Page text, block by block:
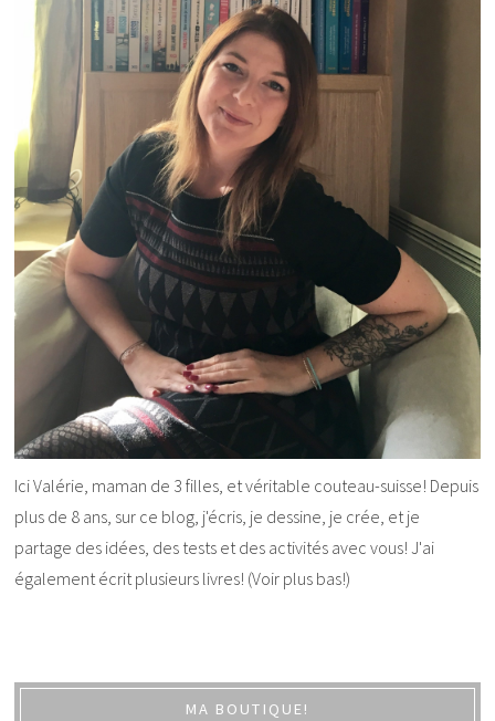
Ici Valérie, maman de 3 filles, et véritable couteau-suisse! Depuis
plus de 8 ans, sur ce blog, j'écris, je dessine, je crée, et je
partage des idées, des tests et des activités avec vous! J'ai
également écrit plusieurs livres! (Voir plus bas!)
MA BOUTIQUE!